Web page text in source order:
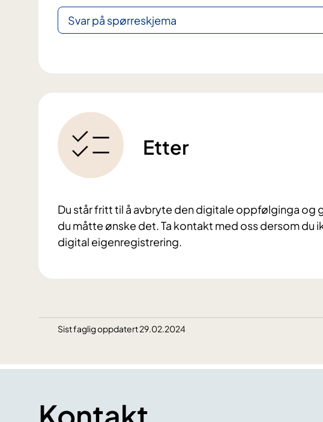
Svar på spørreskjema
Etter
Du står fritt til å avbryte den digitale oppfølginga
du måtte ønske det. Ta kontakt med oss dersom du
digital eigenregistrering.
Sist faglig oppdatert 29.02.2024